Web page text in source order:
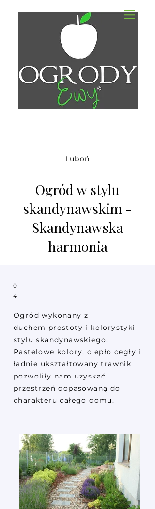
Luboń
Ogród w stylu
skandynawskim -
Skandynawska
harmonia
0
4
Ogród wykonany z
duchem prostoty i kolorystyki
stylu skandynawskiego.
Pastelowe kolory, ciepło cegły i
ładnie ukształtowany trawnik
pozwoliły nam uzyskać
przestrzeń dopasowaną do
charakteru całego domu.